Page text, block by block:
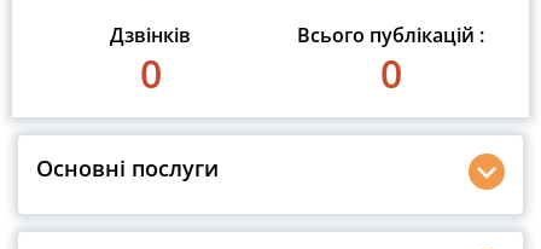
Дзвінків
0
Всього публікацій :
0
Основні послуги